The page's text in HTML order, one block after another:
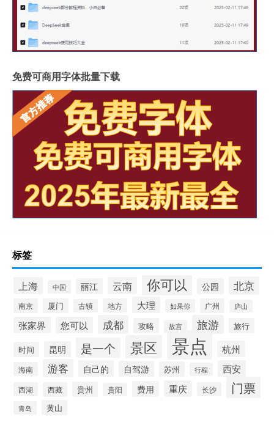
免费可商用字体批量下载
标签
上海 中国 丽江 云南 你可以 公园 北京
南京 厦门 古镇 地方 大理 如果你 广州 庐山
张家界 您可以 成都 攻略 故宫 旅游 旅行
时间 昆明 是一个 景区 景点 杭州
海南 游客 自己的 自驾游 苏州 行程 西安
西湖 西藏 贵州 贵阳 费用 重庆 长沙 门票
青岛 黄山